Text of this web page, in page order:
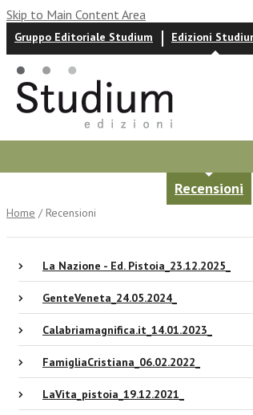
Skip to Main Content Area
Gruppo Editoriale Studium Edizioni
Recensioni
Home / Recensioni
La Nazione - Ed. Pistoia_23.12.2025_
GenteVeneta_24.05.2024_
Calabriamagnifica.it_14.01.2023_
FamigliaCristiana_06.02.2022_
LaVita_pistoia_19.12.2021_